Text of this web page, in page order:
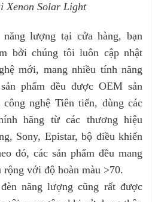
Xenon Solar Light
lượng tại cửa hàng, bạn
bởi chúng tôi luôn cập nhật
mới, mang nhiều tính năng
phẩm đều được OEM sản
nghệ Tiên tiến, dùng các
hãng từ các thương hiệu
Sony, Epistar, bộ điều khiển
đó, các sản phẩm đều mang
rộng với độ hoàn màu >70.
năng lượng cũng rất được